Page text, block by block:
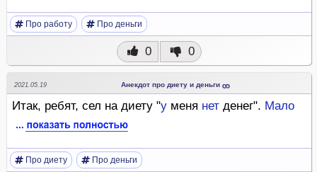
Про работу Про деньги
0 0
2021.05.19 Анекдот про диету и деньги
Итак, ребят, сел на диету "у меня нет денег". Мало
Про диету Про деньги